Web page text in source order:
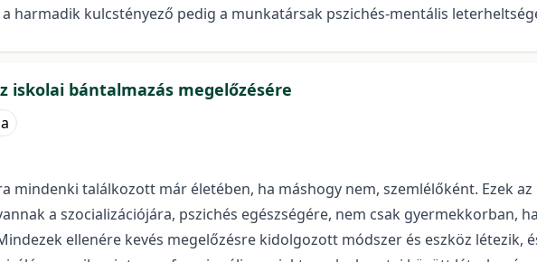
harmadik kulcstényező pedig a munkatársak pszichés-mentális
iskolai bántalmazás megelőzésére
mindenki találkozott már életében, ha máshogy nem, szemlélőként. Ezek
a szocializációjára, pszichés egészségére, nem csak gyermekkorban,
ellenére kevés megelőzésre kidolgozott módszer és eszköz létezik,